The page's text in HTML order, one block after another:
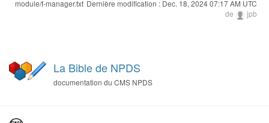
module/f-manager.txt Dernière modification : Dec. 18, 2024 07:17 AM UTC
de
jpb
La Bible de NPDS
documentation du CMS NPDS